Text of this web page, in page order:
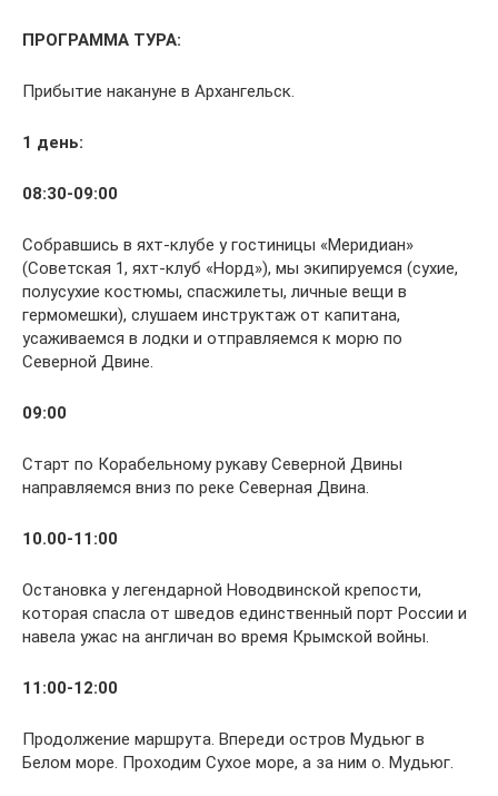
ПРОГРАММА ТУРА:
Прибытие накануне в Архангельск.
1 день:
08:30-09:00
Собравшись в яхт-клубе у гостиницы «Меридиан»
(Советская 1, яхт-клуб «Норд»), мы экипируемся (сухие,
полусухие костюмы, спасжилеты, личные вещи в
гермомешки), слушаем инструктаж от капитана,
усаживаемся в лодки и отправляемся к морю по
Северной Двине.
09:00
Старт по Корабельному рукаву Северной Двины
направляемся вниз по реке Северная Двина.
10.00-11:00
Остановка у легендарной Новодвинской крепости,
которая спасла от шведов единственный порт России и
навела ужас на англичан во время Крымской войны.
11:00-12:00
Продолжение маршрута. Впереди остров Мудьюг в
Белом море. Проходим Сухое море, а за ним о. Мудьюг.